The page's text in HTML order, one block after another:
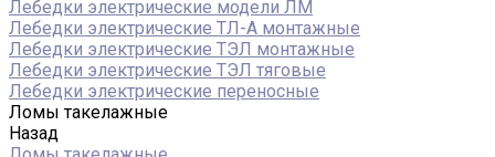
Лебедки электрические модели ЛМ
Лебедки электрические ТЛ-А монтажные
Лебедки электрические ТЭЛ монтажные
Лебедки электрические ТЭЛ тяговые
Лебедки электрические переносные
Ломы такелажные
Назад